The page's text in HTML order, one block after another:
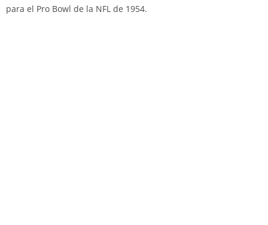
para el Pro Bowl de la NFL de 1954.